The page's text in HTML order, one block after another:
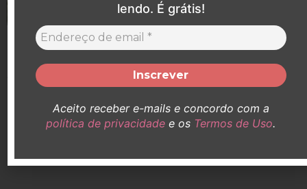
SEESP participa de audiência contra o Hospital
Renascença de Campinas em defesa do descanso
dominical de Enfermeiras da instituição
Em defesa do descanso dominical de Enfermeiras que atuam
no Hospital Renascença de Campinas, o Sindicato dos
lendo. É grátis!
Aceito receber e-mails e concordo com a
política de privacidade e os Termos de Uso.